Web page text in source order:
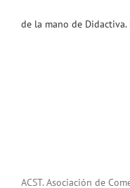
de la mano de Didactiva.
ACST. Asociación de